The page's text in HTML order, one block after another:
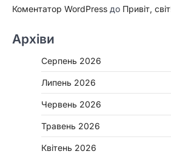
Коментатор WordPress до Привіт,
Архіви
Серпень 2026
Липень 2026
Червень 2026
Травень 2026
Квітень 2026